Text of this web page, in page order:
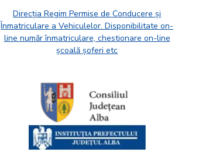
Direcția Regim Permise de Conducere și
Înmatriculare a Vehiculelor. Disponibilitate on-
line număr înmatriculare, chestionare on-line
școală șoferi etc